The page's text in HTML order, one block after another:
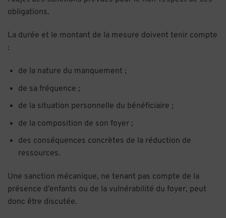
obligations.
La durée et le montant de la mesure doivent tenir compte
:
de la nature du manquement ;
de sa fréquence ;
de la situation personnelle du bénéficiaire ;
de la composition de son foyer ;
des conséquences concrètes de la réduction de
ressources.
Une sanction mécanique, ne tenant pas compte de la
présence d’enfants ou de la vulnérabilité du foyer, peut
donc être discutée.